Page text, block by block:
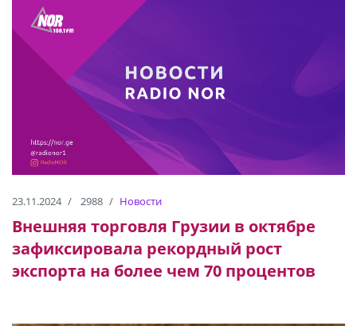
23.11.2024 2988 Новости
Внешняя торговля Грузии в октябре
зафиксировала рекордный рост
экспорта на более чем 70 процентов